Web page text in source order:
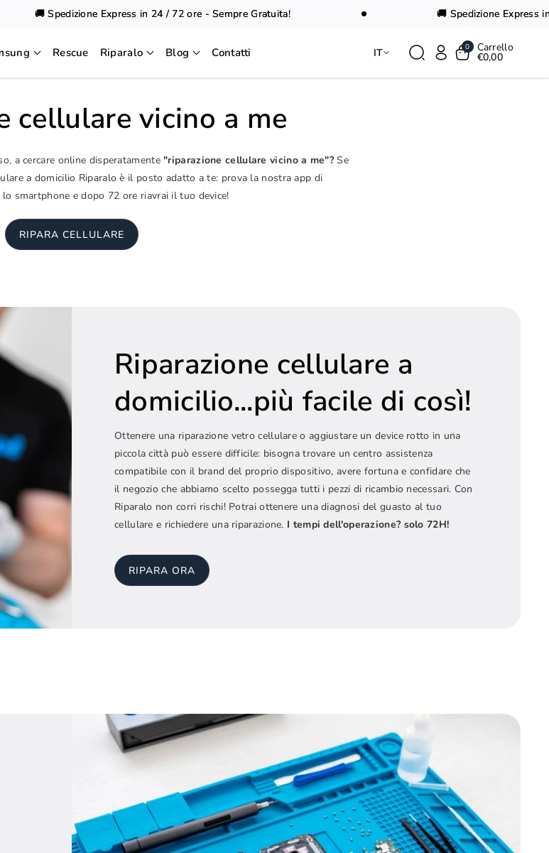
🚚 Spedizione Express in 24 / 72 ore - Sempre Gratuita! 🚚 Spedizione Express in
Rescue Riparalo Blog Contatti IT 0 Carrello
€0,00
cellulare vicino a me
a cercare online disperatamente"riparazione cellulare vicino a me"?Se
a domicilio Riparalo è il posto adatto a te: prova la nostra app di
lo smartphone e dopo 72 ore riavrai il tuo device!
RIPARA CELLULARE
Riparazione cellulare a
domicilio...più facile di così!
Ottenere una riparazione vetro cellulare o aggiustare un device rotto in una
piccola città può essere difficile: bisogna trovare un centro assistenza
compatibile con il brand del proprio dispositivo, avere fortuna e confidare che
il negozio che abbiamo scelto possegga tutti i pezzi di ricambio necessari. Con
Riparalo non corri rischi! Potrai ottenere una diagnosi del guasto al tuo
cellulare e richiedere una riparazione. I tempi dell'operazione? solo 72H!
RIPARA ORA